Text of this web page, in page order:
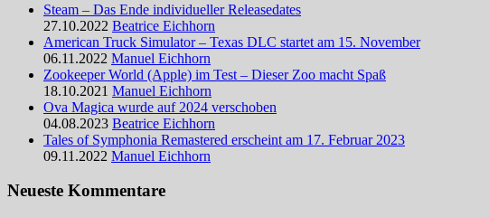
Steam – Das Ende individueller Releasedates
27.10.2022 Beatrice Eichhorn
American Truck Simulator – Texas DLC startet am 15. November
06.11.2022 Manuel Eichhorn
Zookeeper World (Apple) im Test – Dieser Zoo macht Spaß
18.10.2021 Manuel Eichhorn
Ova Magica wurde auf 2024 verschoben
04.08.2023 Beatrice Eichhorn
Tales of Symphonia Remastered erscheint am 17. Februar 2023
09.11.2022 Manuel Eichhorn
Neueste Kommentare